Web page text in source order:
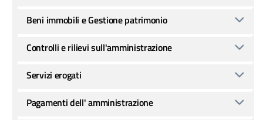
Beni immobili e Gestione patrimonio
Controlli e rilievi sull'amministrazione
Servizi erogati
Pagamenti dell' amministrazione